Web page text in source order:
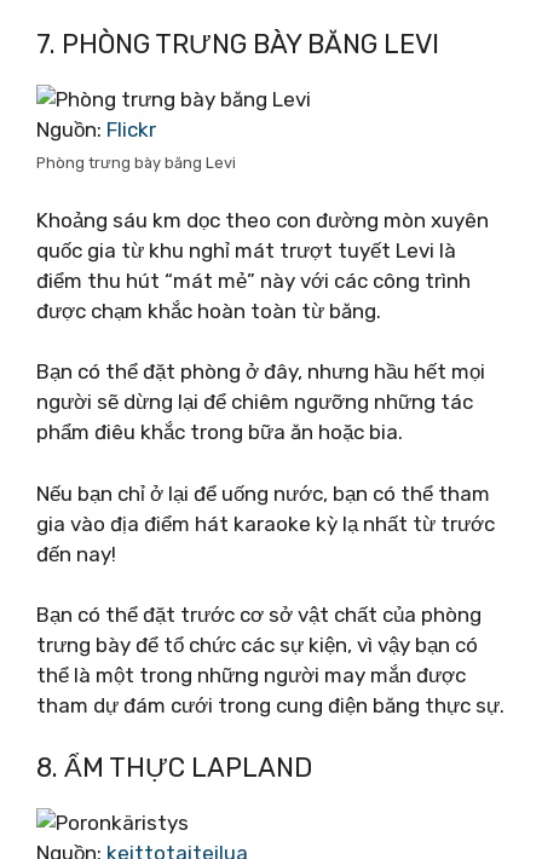
7. PHÒNG TRƯNG BÀY BĂNG LEVI
Nguồn: Flickr
Phòng trưng bày băng Levi
Khoảng sáu km dọc theo con đường mòn xuyên
quốc gia từ khu nghỉ mát trượt tuyết Levi là
điểm thu hút “mát mẻ” này với các công trình
được chạm khắc hoàn toàn từ băng.
Bạn có thể đặt phòng ở đây, nhưng hầu hết mọi
người sẽ dừng lại để chiêm ngưỡng những tác
phẩm điêu khắc trong bữa ăn hoặc bia.
Nếu bạn chỉ ở lại để uống nước, bạn có thể tham
gia vào địa điểm hát karaoke kỳ lạ nhất từ ​​trước
đến nay!
Bạn có thể đặt trước cơ sở vật chất của phòng
trưng bày để tổ chức các sự kiện, vì vậy bạn có
thể là một trong những người may mắn được
tham dự đám cưới trong cung điện băng thực sự.
8. ẨM THỰC LAPLAND
Nguồn: keittotaiteilua